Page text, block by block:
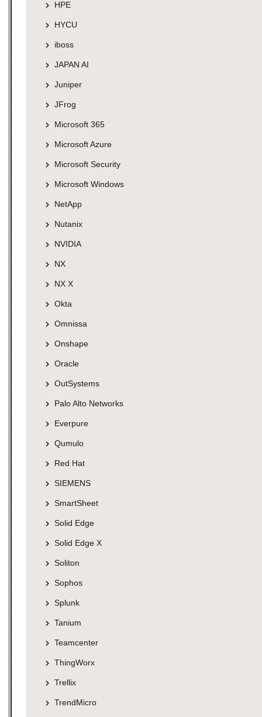
HPE
HYCU
iboss
JAPAN AI
Juniper
JFrog
Microsoft 365
Microsoft Azure
Microsoft Security
Microsoft Windows
NetApp
Nutanix
NVIDIA
NX
NX X
Okta
Omnissa
Onshape
Oracle
OutSystems
Palo Alto Networks
Everpure
Qumulo
Red Hat
SIEMENS
SmartSheet
Solid Edge
Solid Edge X
Soliton
Sophos
Splunk
Tanium
Teamcenter
ThingWorx
Trellix
TrendMicro